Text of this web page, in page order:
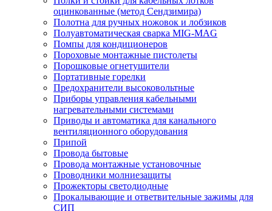
оцинкованные (метод Сендзимира)
Полотна для ручных ножовок и лобзиков
Полуавтоматическая сварка MIG-MAG
Помпы для кондиционеров
Пороховые монтажные пистолеты
Порошковые огнетушители
Портативные горелки
Предохранители высоковольтные
Приборы управления кабельными
нагревательными системами
Приводы и автоматика для канального
вентиляционного оборудования
Припой
Провода бытовые
Провода монтажные установочные
Проводники молниезащиты
Прожекторы светодиодные
Прокалывающие и ответвительные зажимы для
СИП